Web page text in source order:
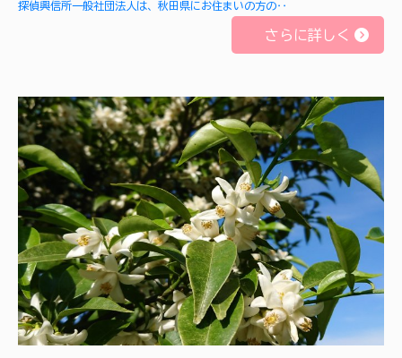
探偵興信所一般社団法人は、秋田県にお住まいの方の‥
さらに詳しく